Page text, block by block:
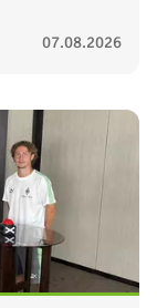
07.08.2026